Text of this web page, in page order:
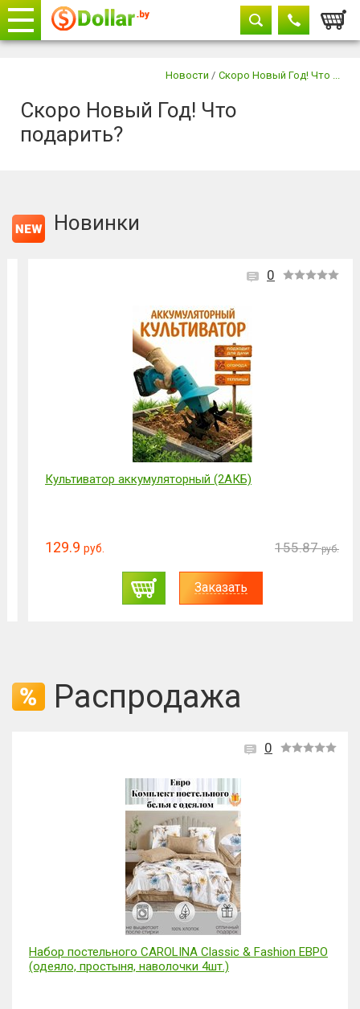
+375 29 604-11-33
+375 29882-11-33
Новости / Скоро Новый Год! Что ...
Скоро Новый Год! Что
подарить?
Новинки
0
Культиватор аккумуляторный (2АКБ)
129.9руб. 155.87 руб.
Заказать
Распродажа
0
Набор постельного CAROLINA Classic & Fashion ЕВРО
(одеяло, простыня, наволочки 4шт.)